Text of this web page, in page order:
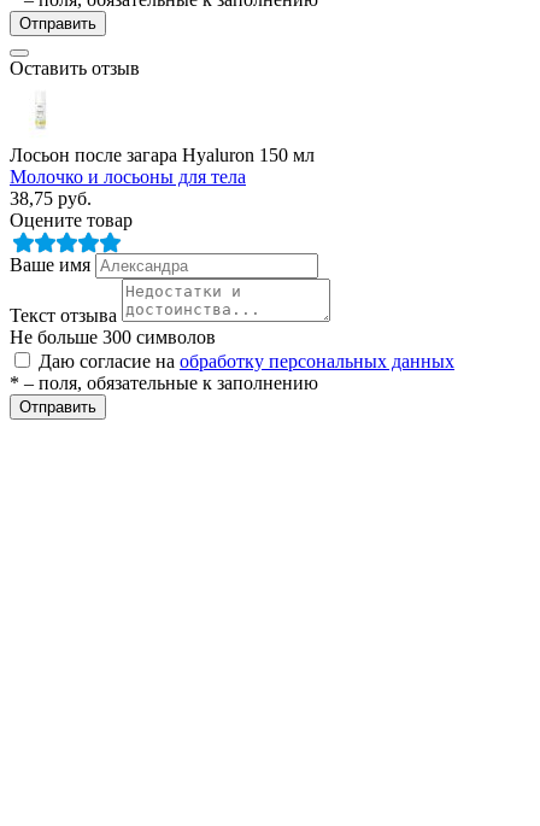
Отправить
Оставить отзыв
Лосьон после загара Hyaluron 150 мл
Молочко и лосьоны для тела
38,75 руб.
Оцените товар
Ваше имя
Текст отзыва
Не больше 300 символов
Даю согласие на обработку персональных данных
* – поля, обязательные к заполнению
Отправить